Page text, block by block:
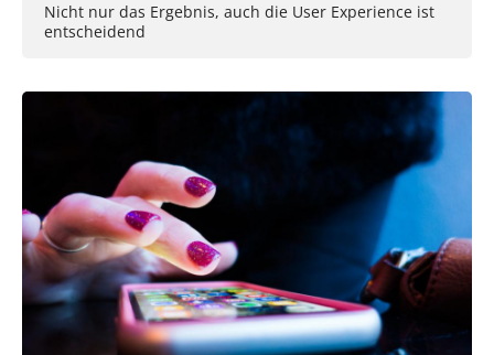
Nicht nur das Ergebnis, auch die User Experience ist
entscheidend